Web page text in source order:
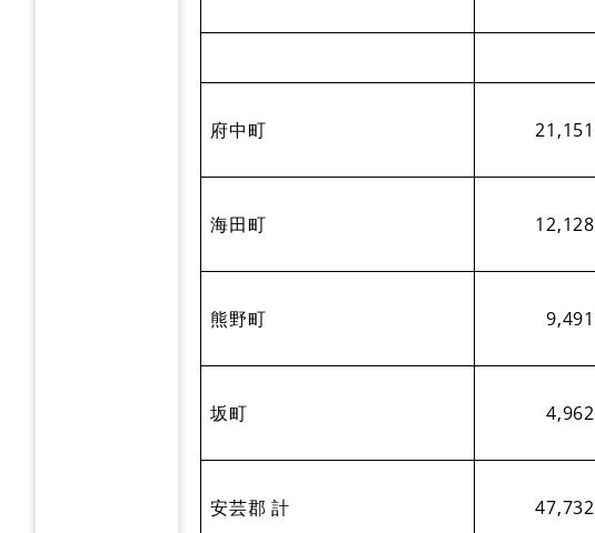
府中町 21,151
海田町 12,128
熊野町 9,491
坂町 4,962
安芸郡 計 47,732